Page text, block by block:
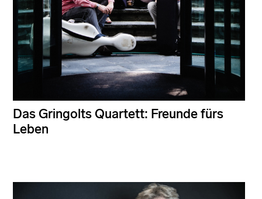
Das Gringolts Quartett: Freunde fürs
Leben